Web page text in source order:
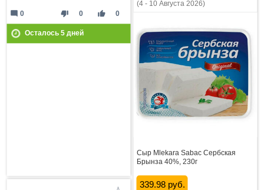
thumb_down 0 thumb_up 0
mode_comment 0
Осталось 5дней
(4 - 10 Августа 2026)
Сыр Mlekara Sabac Сербская
Брынза 40%, 230г
339.98 руб.